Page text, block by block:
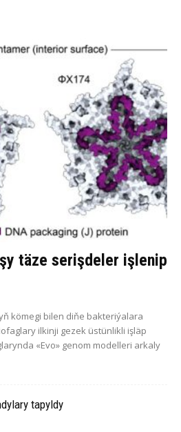
täze serişdeler işlenip
kömegi bilen diňe bakteriýalara
ilkinji gezek üstünlikli işläp
«Evo» genom modelleri arkaly
tapyldy